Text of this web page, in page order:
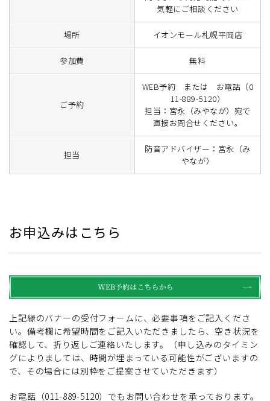
気軽にご相談ください
場所 イオンモール札幌平岡店
参加費 無料
ご予約
WEB予約 または お電話（0
11-889-5120）
担当：宮永（みやなが）宛で
直接お問合せください。
担当
防音アドバイザー：宮永（み
やなが）
お申込みはこちら
上記緑のバナーの受付フォームに、必要事項をご記入くださ
い。備考欄に希望時間をご記入いただきましたら、空き状況を
確認して、折り返しご連絡いたします。（申し込みのタイミン
グによりましては、時間が埋まっている可能性がございますの
で、その場合には別枠をご提案させていただきます）
お電話（011-889-5120）でもお問い合わせを承っております。